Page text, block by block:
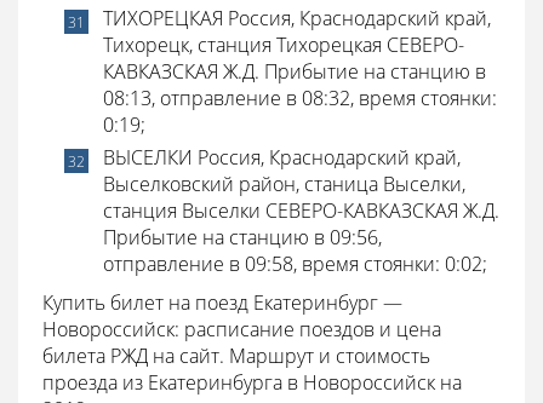
ТИХОРЕЦКАЯ Россия, Краснодарский край,
Тихорецк, станция Тихорецкая СЕВЕРО-
КАВКАЗСКАЯ Ж.Д. Прибытие на станцию в
08:13, отправление в 08:32, время стоянки:
0:19;
ВЫСЕЛКИ Россия, Краснодарский край,
Выселковский район, станица Выселки,
станция Выселки СЕВЕРО-КАВКАЗСКАЯ Ж.Д.
Прибытие на станцию в 09:56,
отправление в 09:58, время стоянки: 0:02;
Купить билет на поезд Екатеринбург —
Новороссийск: расписание поездов и цена
билета РЖД на сайт. Маршрут и стоимость
проезда из Екатеринбурга в Новороссийск на